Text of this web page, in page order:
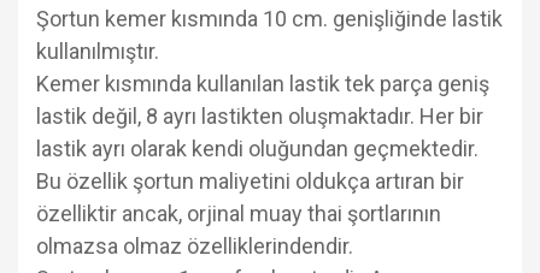
Şortun kemer kısmında 10 cm. genişliğinde lastik
kullanılmıştır.
Kemer kısmında kullanılan lastik tek parça geniş
lastik değil, 8 ayrı lastikten oluşmaktadır. Her bir
lastik ayrı olarak kendi oluğundan geçmektedir.
Bu özellik şortun maliyetini oldukça artıran bir
özelliktir ancak, orjinal muay thai şortlarının
olmazsa olmaz özelliklerindendir.